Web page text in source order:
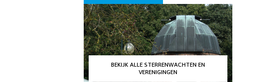
BEKIJK ALLE STERRENWACHTEN EN
VERENIGINGEN